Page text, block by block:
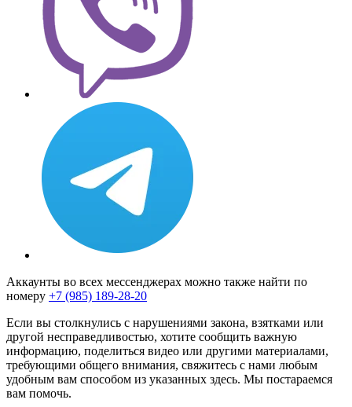
Аккаунты во всех мессенджерах можно также найти по
номеру +7 (985) 189-28-20
Если вы столкнулись с нарушениями закона, взятками или
другой несправедливостью, хотите сообщить важную
информацию, поделиться видео или другими материалами,
требующими общего внимания, свяжитесь с нами любым
удобным вам способом из указанных здесь. Мы постараемся
вам помочь.